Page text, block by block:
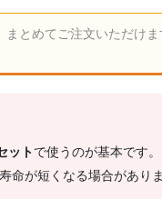
とめてご注文いただけま
ットで使うのが基本です
命が短くなる場合があり